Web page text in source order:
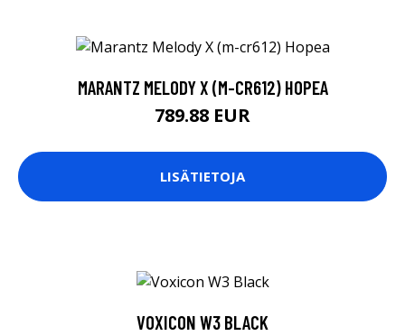
MARANTZ MELODY X (M-CR612) HOPEA
789.88 EUR
LISÄTIETOJA
VOXICON W3 BLACK